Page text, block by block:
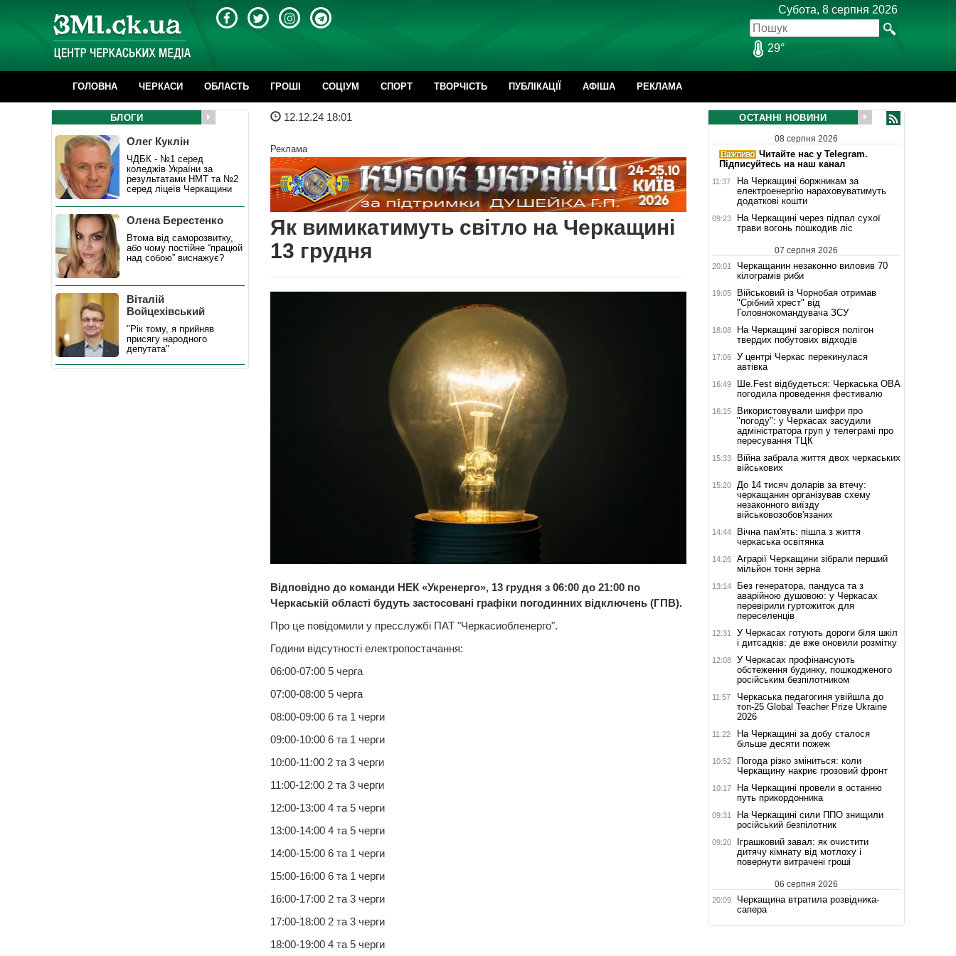
Субота, 8 серпня 2026
29°
ГОЛОВНА ЧЕРКАСИ ОБЛАСТЬ ГРОШІ CОЦІУМ СПОРТ ТВОРЧІСТЬ ПУБЛІКАЦІЇ АФІША РЕКЛАМА
12.12.24 18:01
Реклама
Як вимикатимуть світло на Черкащині
13 грудня
Відповідно до команди НЕК «Укренерго», 13 грудня з 06:00 до 21:00 по
Черкаській області будуть застосовані графіки погодинних відключень (ГПВ).
Про це повідомили у пресслужбі ПАТ "Черкасиобленерго".
Години відсутності електропостачання:
06:00-07:00 5 черга
07:00-08:00 5 черга
08:00-09:00 6 та 1 черги
09:00-10:00 6 та 1 черги
10:00-11:00 2 та 3 черги
11:00-12:00 2 та 3 черги
12:00-13:00 4 та 5 черги
13:00-14:00 4 та 5 черги
14:00-15:00 6 та 1 черги
15:00-16:00 6 та 1 черги
16:00-17:00 2 та 3 черги
17:00-18:00 2 та 3 черги
18:00-19:00 4 та 5 черги
БЛОГИ
Олег Куклін
ЧДБК - №1 серед
коледжів України за
результатами НМТ та №2
серед ліцеїв Черкащини
Олена Берестенко
Втома від саморозвитку,
або чому постійне “працюй
над собою” виснажує?
Віталій
Войцехівський
"Рік тому, я прийняв
присягу народного
депутата"
ОСТАННІ НОВИНИ
08 серпня 2026
Читайте нас у Telegram.
Підписуйтесь на наш канал
11:37
На Черкащині боржникам за
електроенергію нараховуватимуть
додаткові кошти
09:23
На Черкащині через підпал сухої
трави вогонь пошкодив ліс
07 серпня 2026
20:01
Черкащанин незаконно виловив 70
кілограмів риби
19:05
Військовий із Чорнобая отримав
"Срібний хрест" від
Головнокомандувача ЗСУ
18:08
На Черкащині загорівся полігон
твердих побутових відходів
17:06
У центрі Черкас перекинулася
автівка
16:49
Ше.Fest відбудеться: Черкаська ОВА
погодила проведення фестивалю
16:15
Використовували шифри про
"погоду": у Черкасах засудили
адміністратора груп у телеграмі про
пересування ТЦК
15:33
Війна забрала життя двох черкаських
військових
15:20
До 14 тисяч доларів за втечу:
черкащанин організував схему
незаконного виїзду
військовозобов'язаних
14:44
Вічна пам'ять: пішла з життя
черкаська освітянка
14:26
Аграрії Черкащини зібрали перший
мільйон тонн зерна
13:14
Без генератора, пандуса та з
аварійною душовою: у Черкасах
перевірили гуртожиток для
переселенців
12:31
У Черкасах готують дороги біля шкіл
і дитсадків: де вже оновили розмітку
12:08
У Черкасах профінансують
обстеження будинку, пошкодженого
російським безпілотником
11:57
Черкаська педагогиня увійшла до
топ-25 Global Teacher Prize Ukraine
2026
11:22
На Черкащині за добу сталося
більше десяти пожеж
10:52
Погода різко зміниться: коли
Черкащину накриє грозовий фронт
10:17
На Черкащині провели в останню
путь прикордонника
09:31
На Черкащині сили ППО знищили
російський безпілотник
09:20
Іграшковий завал: як очистити
дитячу кімнату від мотлоху і
повернути витрачені гроші
06 серпня 2026
20:09
Черкащина втратила розвідника-
сапера